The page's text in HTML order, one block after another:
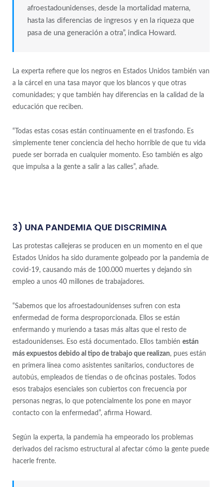
afroestadounidenses, desde la mortalidad materna,
hasta las diferencias de ingresos y en la riqueza que
pasa de una generación a otra”, indica Howard.
La experta refiere que los negros en Estados Unidos también van
a la cárcel en una tasa mayor que los blancos y que otras
comunidades; y que también hay diferencias en la calidad de la
educación que reciben.
“Todas estas cosas están continuamente en el trasfondo. Es
simplemente tener conciencia del hecho horrible de que tu vida
puede ser borrada en cualquier momento. Eso también es algo
que impulsa a la gente a salir a las calles”, añade.
3) UNA PANDEMIA QUE DISCRIMINA
Las protestas callejeras se producen en un momento en el que
Estados Unidos ha sido duramente golpeado por la pandemia de
covid-19, causando más de 100.000 muertes y dejando sin
empleo a unos 40 millones de trabajadores.
“Sabemos que los afroestadounidenses sufren con esta
enfermedad de forma desproporcionada. Ellos se están
enfermando y muriendo a tasas más altas que el resto de
estadounidenses. Eso está documentado. Ellos también están
más expuestos debido al tipo de trabajo que realizan, pues están
en primera línea como asistentes sanitarios, conductores de
autobús, empleados de tiendas o de oficinas postales. Todos
esos trabajos esenciales son cubiertos con frecuencia por
personas negras, lo que potencialmente los pone en mayor
contacto con la enfermedad”, afirma Howard.
Según la experta, la pandemia ha empeorado los problemas
derivados del racismo estructural al afectar cómo la gente puede
hacerle frente.